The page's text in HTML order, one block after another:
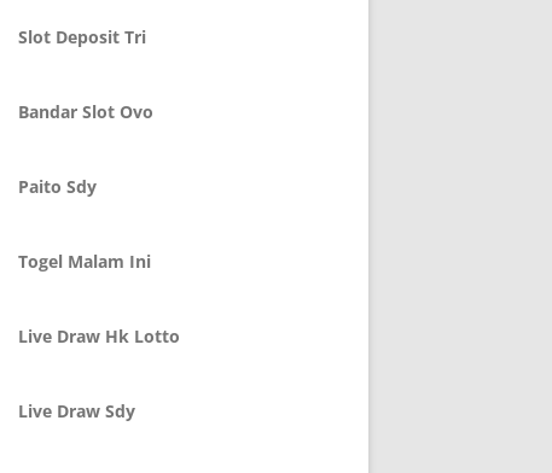
Slot Deposit Tri
Bandar Slot Ovo
Paito Sdy
Togel Malam Ini
Live Draw Hk Lotto
Live Draw Sdy